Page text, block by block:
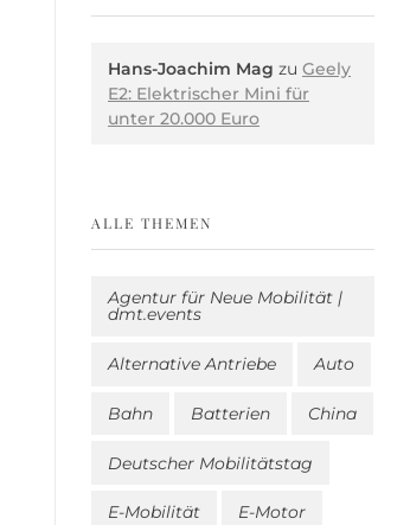
Hans-Joachim Mag zu Geely
E2: Elektrischer Mini für
unter 20.000 Euro
ALLE THEMEN
Agentur für Neue Mobilität |
dmt.events
Alternative Antriebe Auto
Bahn Batterien China
Deutscher Mobilitätstag
E-Mobilität E-Motor